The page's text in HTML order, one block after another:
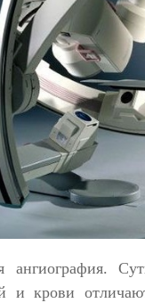
ангиография.
и крови